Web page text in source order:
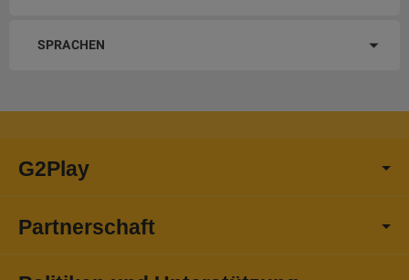
SPRACHEN
G2Play
Partnerschaft